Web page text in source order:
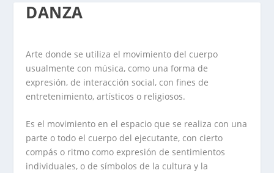
DANZA
Arte donde se utiliza el movimiento del cuerpo
usualmente con música, como una forma de
expresión, de interacción social, con fines de
entretenimiento, artísticos o religiosos.
Es el movimiento en el espacio que se realiza con una
parte o todo el cuerpo del ejecutante, con cierto
compás o ritmo como expresión de sentimientos
individuales, o de símbolos de la cultura y la